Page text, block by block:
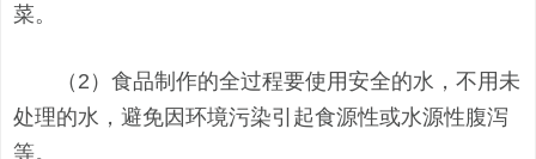
菜。
（2）食品制作的全过程要使用安全的水，不用未
处理的水，避免因环境污染引起食源性或水源性腹泻
等。